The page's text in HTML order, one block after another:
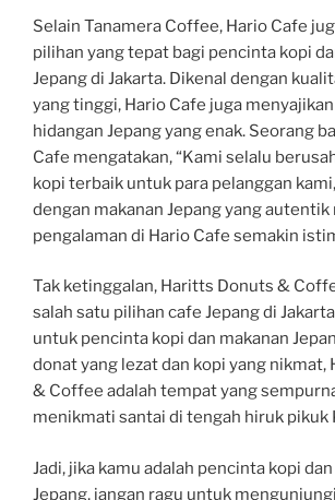
Selain Tanamera Coffee, Hario Cafe
pilihan yang tepat bagi pencinta kopi
Jepang di Jakarta. Dikenal dengan
yang tinggi, Hario Cafe juga
hidangan Jepang yang enak. Seorang
Cafe mengatakan, “Kami selalu
kopi terbaik untuk para pelanggan
dengan makanan Jepang yang
pengalaman di Hario Cafe semakin
Tak ketinggalan, Haritts Donuts &
salah satu pilihan cafe Jepang di
untuk pencinta kopi dan makanan
donat yang lezat dan kopi yang nikmat,
& Coffee adalah tempat yang
menikmati santai di tengah hiruk pikuk
Jadi, jika kamu adalah pencinta kopi
Jepang, jangan ragu untuk